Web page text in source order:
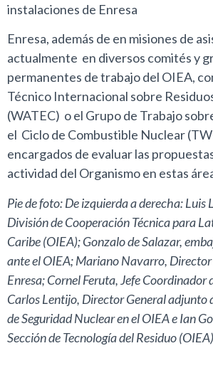
instalaciones de Enresa
Enresa, además de en misiones de
actualmente en diversos comités y
permanentes de trabajo del OIEA,
Técnico Internacional sobre
(WATEC) o el Grupo de Trabajo
el Ciclo de Combustible Nuclear
encargados de evaluar las
actividad del Organismo en estas
Pie de foto: De izquierda a derecha:
División de Cooperación Técnica para
Caribe (OIEA); Gonzalo de Salazar,
ante el OIEA; Mariano Navarro, Director
Enresa; Cornel Feruta, Jefe Coordinador
Carlos Lentijo, Director General adjunto
de Seguridad Nuclear en el OIEA e Ian
Sección de Tecnología del Residuo